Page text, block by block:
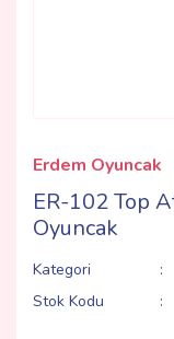
Erdem Oyuncak
ER-102 Top
Oyuncak
Kategori
Stok Kodu